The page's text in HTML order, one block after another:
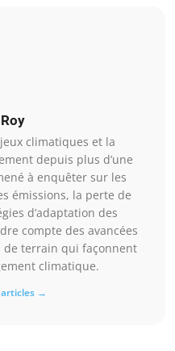
climatiques et la
depuis plus d’une
à enquêter sur les
émissions, la perte de
d’adaptation des
compte des avancées
de terrain qui façonnent
climatique.
→